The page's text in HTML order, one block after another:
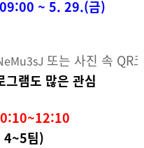
~ 5. 29.(금)
또는 사진 속 QR
램도 많은 관심
4~5팀)